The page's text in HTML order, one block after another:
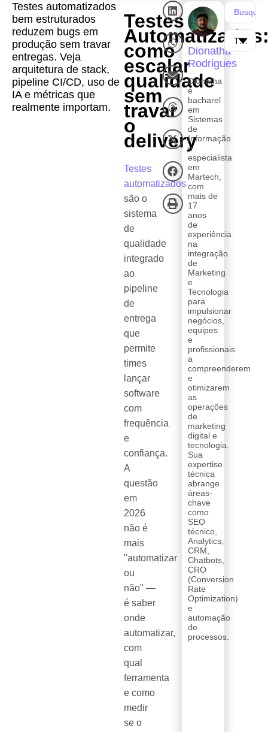
Testes automatizados
bem estruturados
reduzem bugs em
produção sem travar
entregas. Veja
arquitetura de stack,
pipeline CI/CD, uso de
IA e métricas que
realmente importam.
Testes
como
escalar
qualidade
sem
travar
o
delivery
Testes
automatizados
são o
sistema
de
qualidade
integrado
ao
pipeline
de
entrega
que
permite
times
lançar
software
com
frequência
e
confiança.
A
questão
em
2026
não é
mais
"automatizar
ou
não" —
é saber
onde
automatizar,
com
qual
ferramenta
e como
medir
se o
Dionatha
Rodrigues
Dionatha
é
bacharel
em
Sistemas
de
Informação
e
especialista
em
Martech,
com
mais de
17
anos
de
experiência
na
integração
de
Marketing
e
Tecnologia
para
impulsionar
negócios,
equipes
e
profissionais
a
compreenderem
e
otimizarem
as
operações
de
marketing
digital e
tecnologia.
Sua
expertise
técnica
abrange
áreas-
chave
como
SEO
técnico,
Analytics,
CRM,
Chatbots,
CRO
(Conversion
Rate
Optimization)
e
automação
de
processos.